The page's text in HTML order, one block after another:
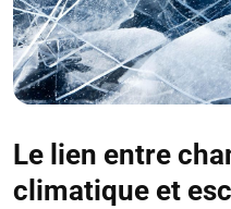
Le lien entre
climatique et